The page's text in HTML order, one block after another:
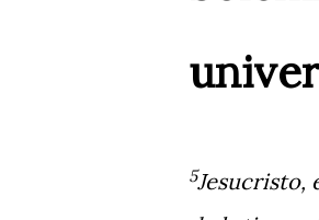
5Jesucristo,